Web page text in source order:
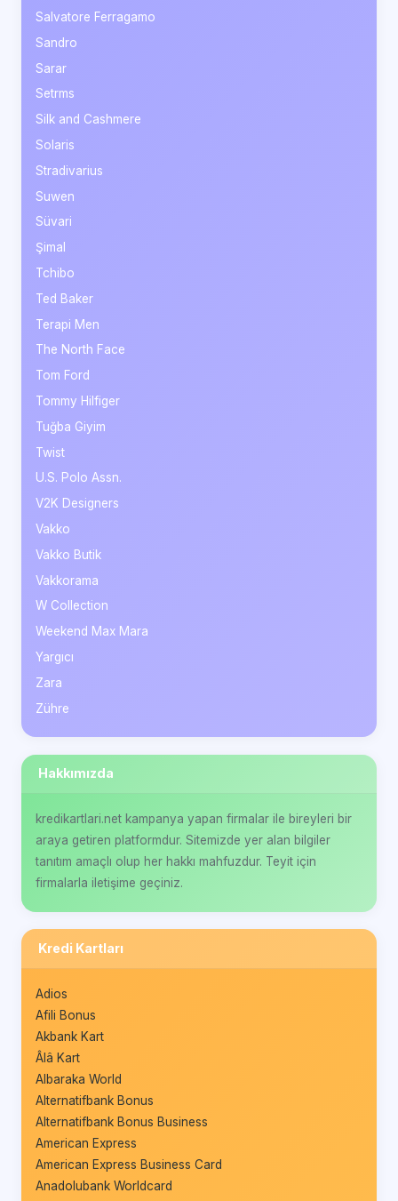
Salvatore Ferragamo
Sandro
Sarar
Setrms
Silk and Cashmere
Solaris
Stradivarius
Suwen
Süvari
Şimal
Tchibo
Ted Baker
Terapi Men
The North Face
Tom Ford
Tommy Hilfiger
Tuğba Giyim
Twist
U.S. Polo Assn.
V2K Designers
Vakko
Vakko Butik
Vakkorama
W Collection
Weekend Max Mara
Yargıcı
Zara
Zühre
Hakkımızda
kredikartlari.net kampanya yapan firmalar ile bireyleri bir
araya getiren platformdur. Sitemizde yer alan bilgiler
tanıtım amaçlı olup her hakkı mahfuzdur. Teyit için
firmalarla iletişime geçiniz.
Kredi Kartları
Adios
Afili Bonus
Akbank Kart
Âlâ Kart
Albaraka World
Alternatifbank Bonus
Alternatifbank Bonus Business
American Express
American Express Business Card
Anadolubank Worldcard